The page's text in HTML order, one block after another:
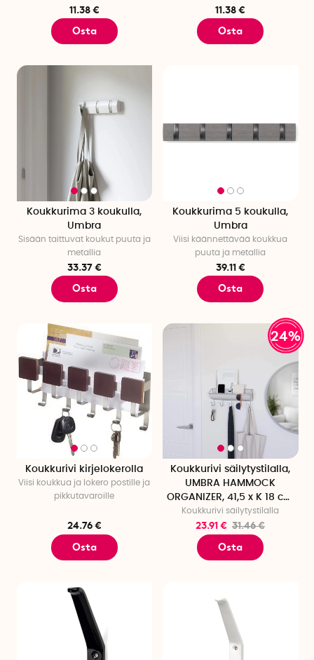
11.38 €
Osta
11.38 €
Osta
Koukkurima 3 koukulla,
Umbra
Sisään taittuvat koukut puuta ja
metallia
33.37 €
Osta
Koukkurima 5 koukulla,
Umbra
Viisi käännettävää koukkua
puuta ja metallia
39.11 €
Osta
Koukkurivi kirjelokerolla
Viisi koukkua ja lokero postille ja
pikkutavaroille
24.76 €
Osta
24%
Koukkurivi säilytystilalla,
UMBRA HAMMOCK
ORGANIZER, 41,5 x K 18 cm
Vaaleanharmaa
Koukkurivi säilytystilalla
23.91 € 31.46 €
Osta